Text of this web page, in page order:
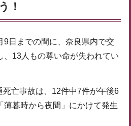
！
9日までの間に、奈良県内で交
、13人もの尊い命が失われてい
亡事故は、12件中7件が午後6
薄暮時から夜間」にかけて発生